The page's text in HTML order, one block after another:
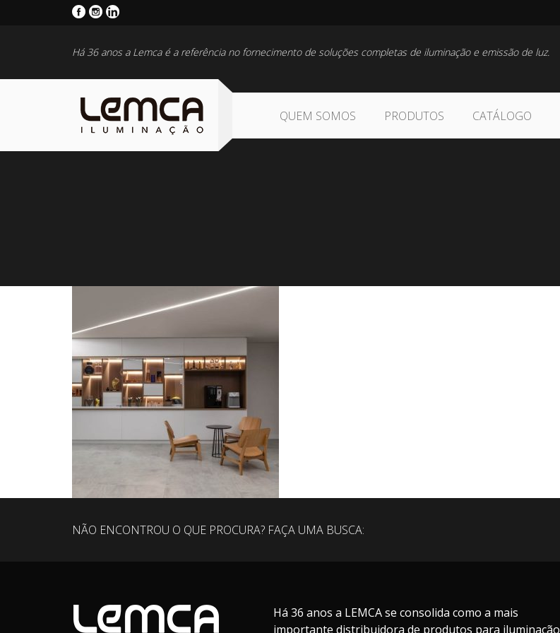
Há 36 anos a Lemca é a referência no fornecimento de soluções completas de iluminação e emissão de luz.
QUEM SOMOS PRODUTOS CATÁLOGO
NÃO ENCONTROU O QUE PROCURA? FAÇA UMA BUSCA:
Há 36 anos a LEMCA se consolida como a mais
importante distribuidora de produtos para iluminação